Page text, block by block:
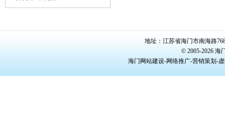
地址：江苏省海门市南海路
© 2005-2026
海门网站建设-网络推广-营销策划-